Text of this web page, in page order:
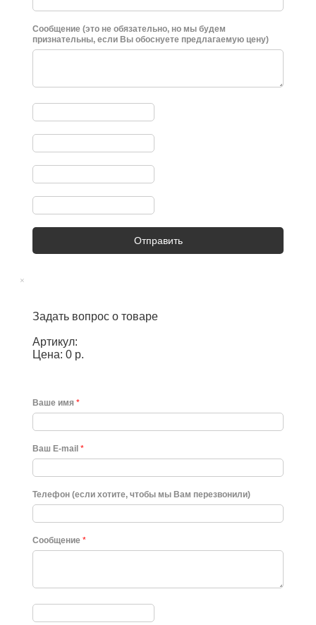
Сообщение (это не обязательно, но мы будем
признательны, если Вы обоснуете предлагаемую цену)
Отправить
×
Задать вопрос о товаре
Артикул:
Цена: 0 р.
Ваше имя *
Ваш E-mail *
Телефон (если хотите, чтобы мы Вам перезвонили)
Сообщение *